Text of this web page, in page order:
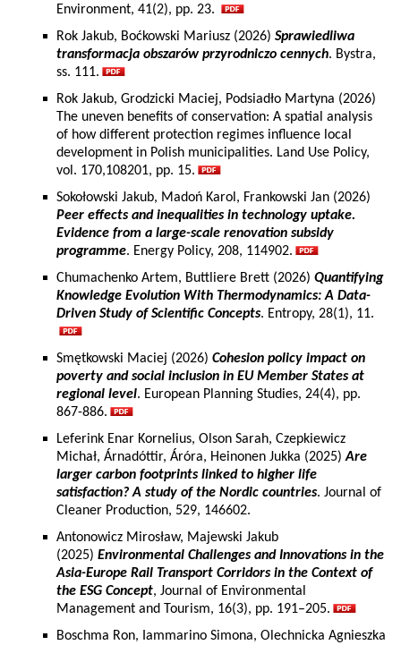
Environment, 41(2), pp. 23.
Rok Jakub, Boćkowski Mariusz (2026) Sprawiedliwa
transformacja obszarów przyrodniczo cennych. Bystra,
ss. 111.
Rok Jakub, Grodzicki Maciej, Podsiadło Martyna (2026)
The uneven benefits of conservation: A spatial analysis
of how different protection regimes influence local
development in Polish municipalities. Land Use Policy,
vol. 170,108201, pp. 15.
Sokołowski Jakub, Madoń Karol, Frankowski Jan (2026)
Peer effects and inequalities in technology uptake.
Evidence from a large-scale renovation subsidy
programme. Energy Policy, 208, 114902.
Chumachenko Artem, Buttliere Brett (2026) Quantifying
Knowledge Evolution With Thermodynamics: A Data-
Driven Study of Scientific Concepts. Entropy, 28(1), 11.
Smętkowski Maciej (2026) Cohesion policy impact on
poverty and social inclusion in EU Member States at
regional level. European Planning Studies, 24(4), pp.
867-886.
Leferink Enar Kornelius, Olson Sarah, Czepkiewicz
Michał, Árnadóttir, Áróra, Heinonen Jukka (2025)Are
larger carbon footprints linked to higher life
satisfaction? A study of the Nordic countries. Journal of
Cleaner Production, 529, 146602.
Antonowicz Mirosław, Majewski Jakub
(2025) Environmental Challenges and Innovations in the
Asia-Europe Rail Transport Corridors in the Context of
the ESG Concept, Journal of Environmental
Management and Tourism, 16(3), pp. 191–205.
Boschma Ron, Iammarino Simona, Olechnicka Agnieszka